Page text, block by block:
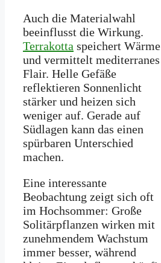
Auch die Materialwahl
beeinflusst die Wirkung.
Terrakotta speichert Wärme
und vermittelt mediterranes
Flair. Helle Gefäße
reflektieren Sonnenlicht
stärker und heizen sich
weniger auf. Gerade auf
Südlagen kann das einen
spürbaren Unterschied
machen.
Eine interessante
Beobachtung zeigt sich oft
im Hochsommer: Große
Solitärpflanzen wirken mit
zunehmendem Wachstum
immer besser, während